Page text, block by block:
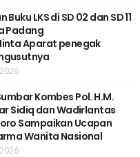
LKS di SD 02 dan SD 11
Padang
Aparat penegak
Kombes Pol. H.M.
Sidiq dan Wadirlantas
Sampaikan Ucapan
Wanita Nasional